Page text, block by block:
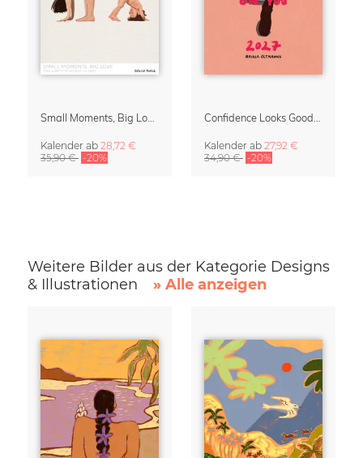
Kalender ab 28,72 €
35,90 € -20%
Kalender ab 27,92 €
34,90 € -20%
Weitere Bilder aus der Kategorie Designs
& Illustrationen
» Alle anzeigen